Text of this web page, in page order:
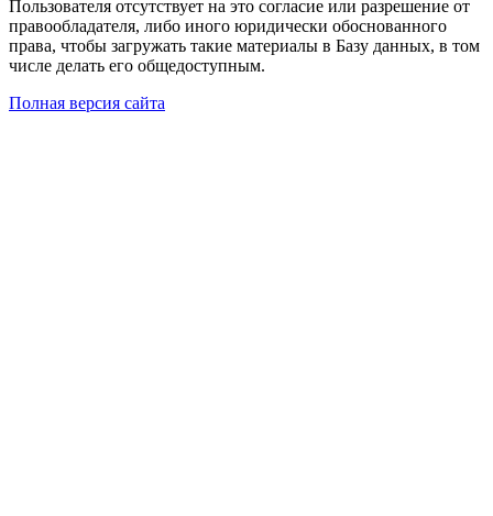
Пользователя отсутствует на это согласие или разрешение от
правообладателя, либо иного юридически обоснованного
права, чтобы загружать такие материалы в Базу данных, в том
числе делать его общедоступным.
Полная версия сайта